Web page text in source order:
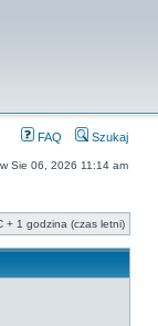
FAQ Szukaj
Sie 06, 2026 11:14 am
+ 1 godzina (czas letni)